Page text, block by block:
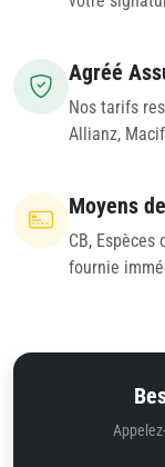
Agréé
Nos tarifs
Allianz,
Moyens
CB,
fournie